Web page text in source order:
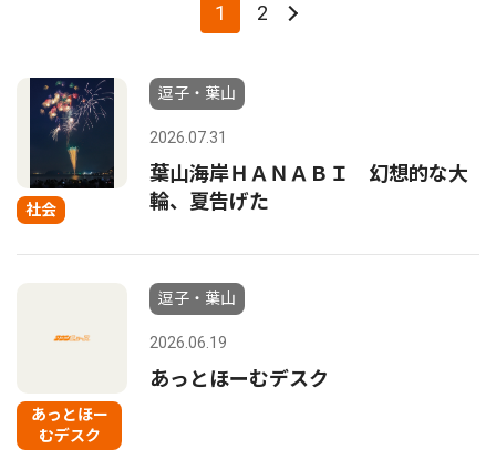
1 2
社会
逗子・葉山
2026.07.31
葉山海岸ＨＡＮＡＢＩ 幻想的な大
輪、夏告げた
あっとほー
むデスク
逗子・葉山
2026.06.19
あっとほーむデスク